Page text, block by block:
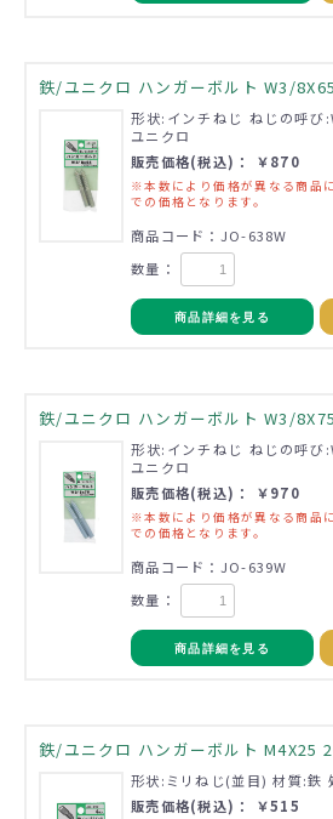
鉄/ユニクロ ハンガーボルト W3/
形状:インチねじ ねじの呼
ユニクロ
販売価格(税込)： ￥870
※本数により価格が異なる商品
での価格となります。
商品コード：JO-638W
数量：
商品詳細を見る
鉄/ユニクロ ハンガーボルト W3/
形状:インチねじ ねじの呼
ユニクロ
販売価格(税込)： ￥970
※本数により価格が異なる商品
での価格となります。
商品コード：JO-639W
数量：
商品詳細を見る
鉄/ユニクロ ハンガーボルト M4X25
形状:ミリねじ(並目) 材質:鉄
販売価格(税込)： ￥515